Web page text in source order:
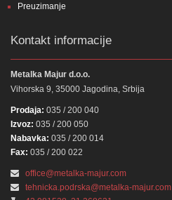
Preuzimanje
Kontakt informacije
Metalka Majur d.o.o.
Vihorska 9, 35000 Jagodina, Srbija
Prodaja: 035 / 200 040
Izvoz: 035 / 200 050
Nabavka: 035 / 200 014
Fax: 035 / 200 022
office@metalka-majur.com
tehnicka.podrska@metalka-majur.com